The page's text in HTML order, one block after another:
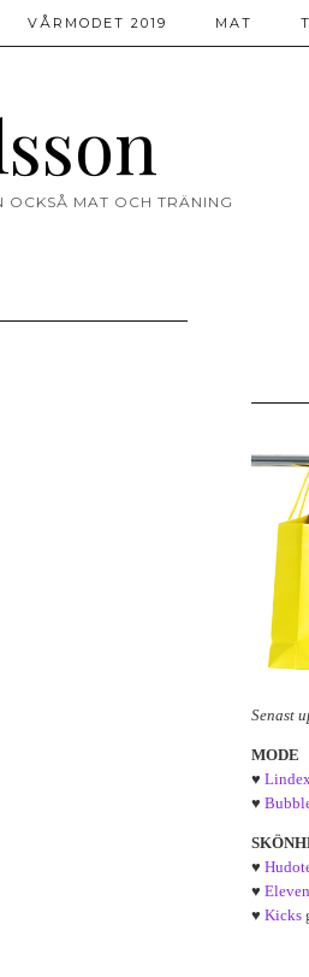
OCKSÅ MAT OCH TRÄNING
VÅRMODET 2019 MAT
Senast
MODE
♥
♥
♥
♥ Eleven
♥ Kicks